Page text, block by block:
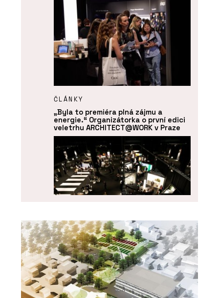
ČLÁNKY
„Byla to premiéra plná zájmu a
energie.“ Organizátorka o první edici
veletrhu ARCHITECT@WORK v Praze
O FIRMĚ
ARCHITECT@WORK